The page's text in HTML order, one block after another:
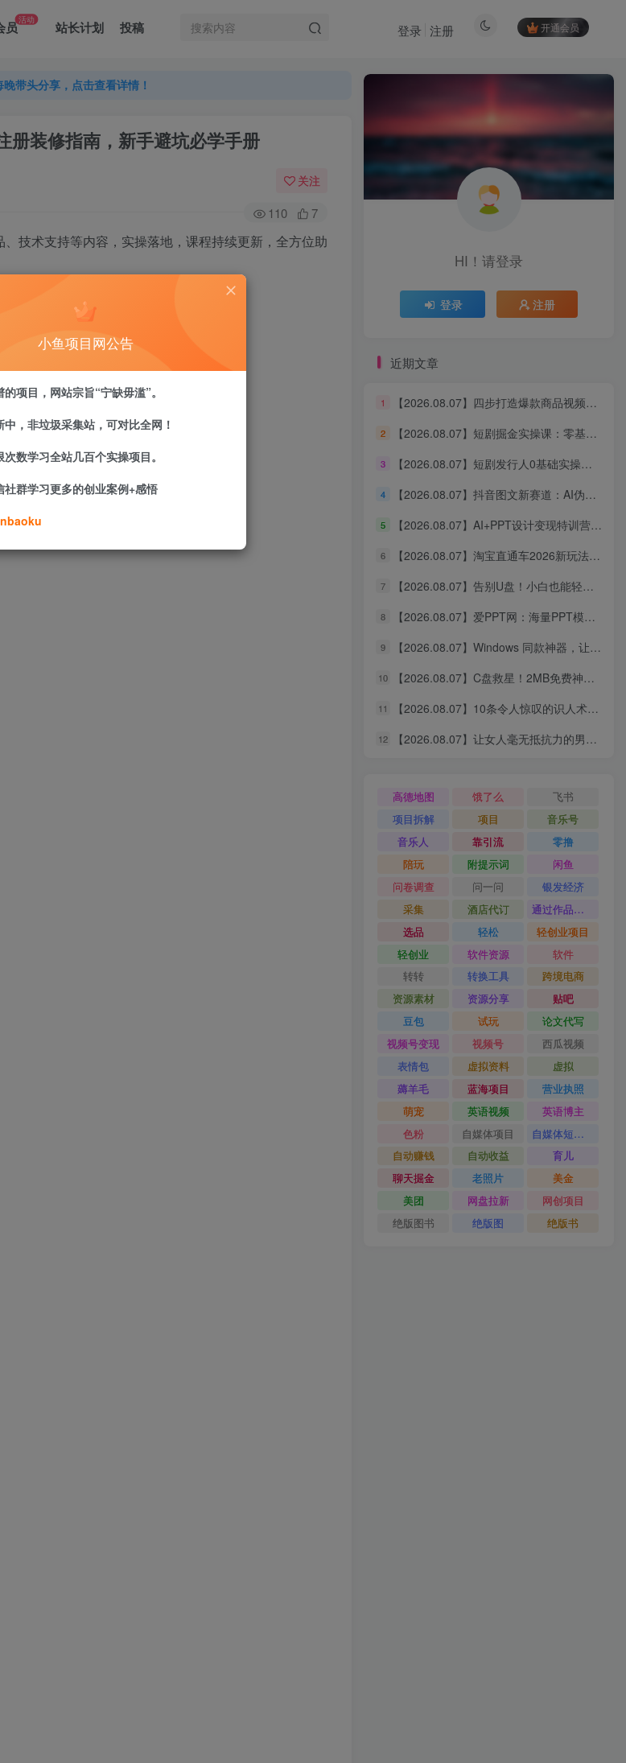
员活动 站长计划 投稿 开通会员
登录 注册
带头分享，点击查看详情！
带头分享，点击查看详情！
册装修指南，新手避坑必学手册
关注
110 7
技术支持等内容，实操落地，课程持续更新，全方位助
HI！请登录
登录 注册
近期文章
1 【2026.08.07】四步打造爆款商品视频！AI无线画布工作流，跨境电商轻松上手
2 【2026.08.07】短剧掘金实操课：零基础拆解爆款文案，全流程制作到变现一网打尽
3 【2026.08.07】短剧发行人0基础实操全攻略｜从账号定位、选剧剪辑到发布变现，一站式出单赚钱课
4 【2026.08.07】抖音图文新赛道：AI伪记录片掘金攻略，零基础轻松涨粉变现
5 【2026.08.07】AI+PPT设计变现特训营：接单派活，才华即刻折现，三大模块打通AI设计到接单赚钱的完整闭环
6 【2026.08.07】淘宝直通车2026新玩法：关键词矩阵引爆流量，多计划低价策略，新品爆款差异化实操指南
7 【2026.08.07】告别U盘！小白也能轻松重装Windows，CmzPrep_Rev2一键搞定，数据安全无忧
8 【2026.08.07】爱PPT网：海量PPT模板免费下，免登录秒取，每日更新超省心！
9 【2026.08.07】Windows 同款神器，让听歌秒变沉浸式现场！多平台歌单无缝播放，Mineradio 一用回不去
10 【2026.08.07】C盘救星！2MB免费神器，自动提醒清理，比官方更懂你的磁盘管家
11 【2026.08.07】10条令人惊叹的识人术，看透人心只需一眼！
12 【2026.08.07】让女人毫无抵抗力的男人，究竟赢在哪里？
高德地图 饿了么
飞书
项目拆解
项目
音乐号
音乐人
靠引流
零撸
陪玩
附提示词
闲鱼
问卷调查
问一问
银发经济
采集
酒店代订
通过作品流量
选品
轻松
轻创业项目
轻创业
软件资源
软件
转转
转换工具
跨境电商
资源素材
资源分享
贴吧
豆包
试玩
论文代写
视频号变现
视频号
西瓜视频
表情包
虚拟资料
虚拟
薅羊毛
蓝海项目
营业执照
萌宠
英语视频
英语博主
色粉
自媒体项目
自媒体短视频
自动赚钱
自动收益
育儿
聊天掘金
老照片
美金
美团
网盘拉新
网创项目
绝版图书
绝版图 绝版书
HI！请登录
登录 注册
创业者的第一个付费社群
1 【2026.08.07】四步打造爆款商品视频！AI无线画布工作流，跨境电商轻松上手
2 【2026.08.07】短剧掘金实操课：零基础拆解爆款文案，全流程制作到变现一网打尽
3 【2026.08.07】短剧发行人0基础实操全攻略｜从账号定位、选剧剪辑到发布变现，一站式出单赚钱课
4 【2026.08.07】抖音图文新赛道：AI伪记录片掘金攻略，零基础轻松涨粉变现
5 【2026.08.07】AI+PPT设计变现特训营：接单派活，才华即刻折现，三大模块打通AI设计到接单赚钱的完整闭环
6 【2026.08.07】淘宝直通车2026新玩法：关键词矩阵引爆流量，多计划低价策略，新品爆款差异化实操指南
【2026.08.07】爱PPT网：海量PPT模板免费下，免登录秒取，每日更新超省心！
【2026.08.07】Windows 同款神器，让听歌秒变沉浸式现场！多平台歌单无缝播放，Mineradio 一用回不去
【2026.08.07】C盘救星！2MB免费神器，自动提醒清理，比官方更懂你的磁盘管家
【2026.08.07】10条令人惊叹的识人术，看透人心只需一眼！
【2026.08.07】让女人毫无抵抗力的男人，究竟赢在哪里？
小鱼项目网公告
项目，网站宗旨“宁缺毋滥”。
，非垃圾采集站，可对比全网！
数学习全站几百个实操项目。
社群学习更多的创业案例+感悟